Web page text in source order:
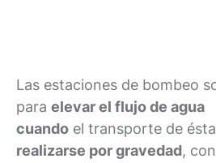
Las estaciones de bombeo
para elevar el flujo de agua
cuando el transporte de ésta
realizarse por gravedad,